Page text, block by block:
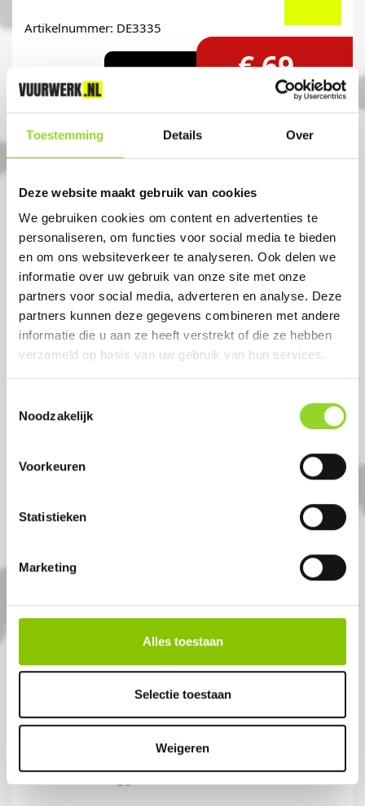
Toestemming Details Over
Deze website maakt gebruik van cookies
We gebruiken cookies om content en advertenties te
personaliseren, om functies voor social media te bieden
en om ons websiteverkeer te analyseren. Ook delen we
informatie over uw gebruik van onze site met onze
partners voor social media, adverteren en analyse. Deze
partners kunnen deze gegevens combineren met andere
informatie die u aan ze heeft verstrekt of die ze hebben
verzameld op basis van uw gebruik van hun services.
Noodzakelijk
Voorkeuren
Statistieken
Marketing
Alles toestaan
Selectie toestaan
Weigeren
Artikelnummer: DE3335
€ 79,99 € 69,-
6x30 shots 20mm cakes
Artikelnummer: DE8775
€ 119,-